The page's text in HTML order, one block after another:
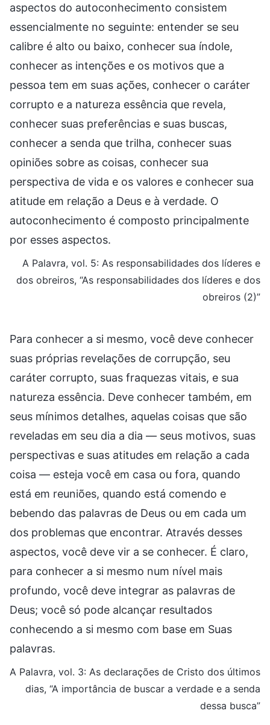
aspectos do autoconhecimento consistem
essencialmente no seguinte: entender se seu
calibre é alto ou baixo, conhecer sua índole,
conhecer as intenções e os motivos que a
pessoa tem em suas ações, conhecer o caráter
corrupto e a natureza essência que revela,
conhecer suas preferências e suas buscas,
conhecer a senda que trilha, conhecer suas
opiniões sobre as coisas, conhecer sua
perspectiva de vida e os valores e conhecer sua
atitude em relação a Deus e à verdade. O
autoconhecimento é composto principalmente
por esses aspectos.
A Palavra, vol. 5: As responsabilidades dos líderes e
dos obreiros, “As responsabilidades dos líderes e dos
obreiros (2)”
Para conhecer a si mesmo, você deve conhecer
suas próprias revelações de corrupção, seu
caráter corrupto, suas fraquezas vitais, e sua
natureza essência. Deve conhecer também, em
seus mínimos detalhes, aquelas coisas que são
reveladas em seu dia a dia — seus motivos, suas
perspectivas e suas atitudes em relação a cada
coisa — esteja você em casa ou fora, quando
está em reuniões, quando está comendo e
bebendo das palavras de Deus ou em cada um
dos problemas que encontrar. Através desses
aspectos, você deve vir a se conhecer. É claro,
para conhecer a si mesmo num nível mais
profundo, você deve integrar as palavras de
Deus; você só pode alcançar resultados
conhecendo a si mesmo com base em Suas
palavras.
A Palavra, vol. 3: As declarações de Cristo dos últimos
dias, “A importância de buscar a verdade e a senda
dessa busca”